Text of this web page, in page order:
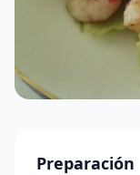
Preparación